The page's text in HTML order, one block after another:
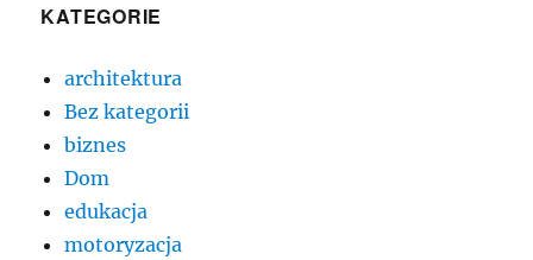
KATEGORIE
architektura
Bez kategorii
biznes
Dom
edukacja
motoryzacja